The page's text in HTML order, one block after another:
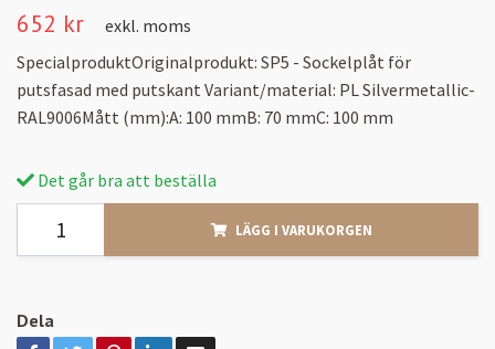
652 kr
exkl. moms
SpecialproduktOriginalprodukt: SP5 - Sockelplåt för
putsfasad med putskant Variant/material: PL Silvermetallic-
RAL9006Mått (mm):A: 100 mmB: 70 mmC: 100 mm
Det går bra att beställa
LÄGG I VARUKORGEN
Dela